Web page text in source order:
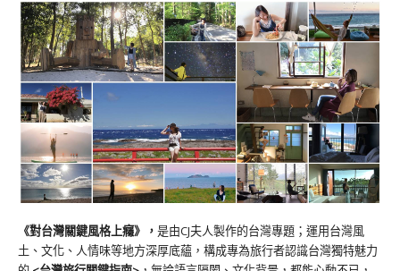
《對台灣關鍵風格上癮》 ， 是由CJ夫人製作的台灣專題；運用台灣風
土、文化、人情味等地方深厚底蘊，構成專為旅行者認識台灣獨特魅力